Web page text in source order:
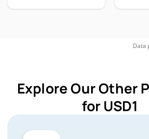
Data
Explore Our Other
for USD1